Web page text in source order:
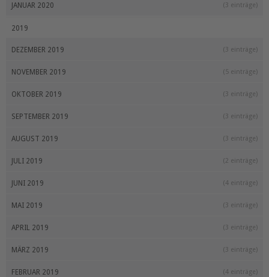
JANUAR 2020 (3 einträge)
2019
DEZEMBER 2019 (3 einträge)
NOVEMBER 2019 (5 einträge)
OKTOBER 2019 (3 einträge)
SEPTEMBER 2019 (3 einträge)
AUGUST 2019 (3 einträge)
JULI 2019 (2 einträge)
JUNI 2019 (4 einträge)
MAI 2019 (3 einträge)
APRIL 2019 (3 einträge)
MÄRZ 2019 (3 einträge)
FEBRUAR 2019 (4 einträge)